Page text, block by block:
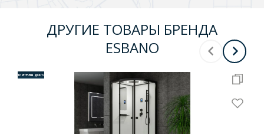
ДРУГИЕ ТОВАРЫ БРЕНДА
ESBANO
Бесплатная доставка Бесплатная